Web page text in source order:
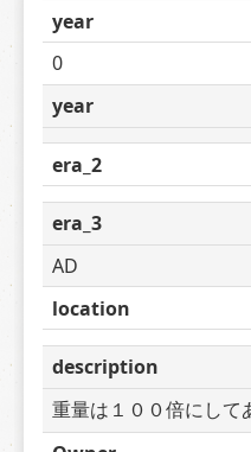
year
0
year
era_2
era_3
AD
location
description
重量は１００倍にして